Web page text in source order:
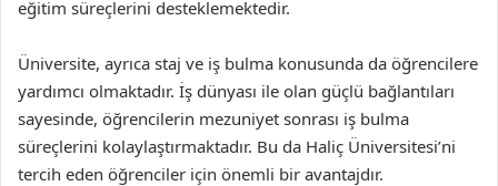
eğitim süreçlerini desteklemektedir.
Üniversite, ayrıca staj ve iş bulma konusunda da öğrencilere
yardımcı olmaktadır. İş dünyası ile olan güçlü bağlantıları
sayesinde, öğrencilerin mezuniyet sonrası iş bulma
süreçlerini kolaylaştırmaktadır. Bu da Haliç Üniversitesi’ni
tercih eden öğrenciler için önemli bir avantajdır.